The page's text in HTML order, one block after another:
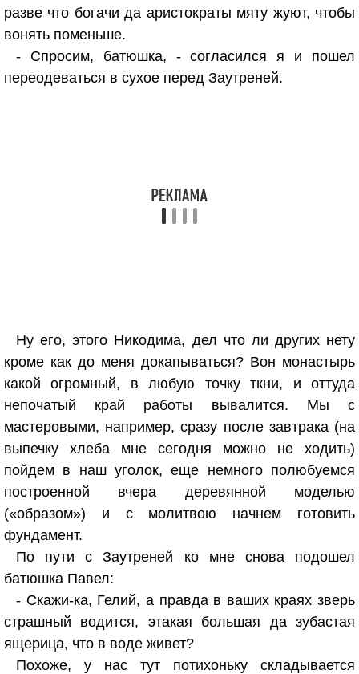
разве что богачи да аристократы мяту жуют, чтобы
вонять поменьше.
- Спросим, батюшка, - согласился я и пошел
переодеваться в сухое перед Заутреней.
Ну его, этого Никодима, дел что ли других нету
кроме как до меня докапываться? Вон монастырь
какой огромный, в любую точку ткни, и оттуда
непочатый край работы вывалится. Мы с
мастеровыми, например, сразу после завтрака (на
выпечку хлеба мне сегодня можно не ходить)
пойдем в наш уголок, еще немного полюбуемся
построенной вчера деревянной моделью
(«образом») и с молитвою начнем готовить
фундамент.
По пути с Заутреней ко мне снова подошел
батюшка Павел:
- Скажи-ка, Гелий, а правда в ваших краях зверь
страшный водится, этакая большая да зубастая
ящерица, что в воде живет?
Похоже, у нас тут потихоньку складывается